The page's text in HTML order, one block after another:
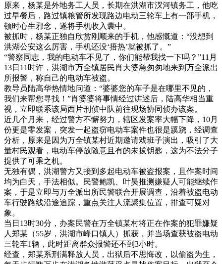
原来，杨某是外地务工人员，长期在洪湖市汊河镇务工，他吃
过早餐后，路过镇粮管所发现路边电动三轮车上有一部手机，
顿时心生邪念，遂将手机收入囊中。
被抓时，杨某正独自欣赏刚顺来的手机，他感慨道：“没想到
洪湖公安这么厉害，手机还没‘捂热’就被抓了。”
“警察同志，我的电动车不见了，你们能帮我找一下吗？”11月
13日11时许，洪湖市万全镇居民肖大婆急匆匆地来到万全派出
所报警，称自己的电动车被盗。
教导员陆高华热情地问道：“婆婆您的车子是在哪里不见的，
我们来帮您寻找！”肖婆婆将事情经过讲述后，陆高华相当重
视，立即联系该局西片刑侦中队前往现场协同侦办该案。
近几个月来，经过警方不懈努力，辖区发案率大幅下降，10月
份更是零发案，突发一起盗窃电动车案件也很是蹊跷，经调查
分析，原来是因为万全镇某村近期邀请戏班子演出，吸引了大
量村民观看，电动车停放随意且有的未拔钥匙，这为不法分子
提供了可乘之机。
无独有偶，洪湖警方又接到多起电动车被盗报案，且作案时间
均为白天，手法相似。民警鲍凯、叶昊推测嫌疑人可能继续作
案，于是立即与万全派出所民警联合开展调查，沿着被盗电动
车行驶路线沿途追踪，重点关注人流聚集位置，排查可疑对
象。
当日13时30分，办案民警在万全镇某村将正在作案的犯罪嫌疑
人郑某（55岁，洪湖市峰口镇人）抓获，并当场查获被盗电动
三轮车1辆，此时距离群众报警还不到3小时。
经查，郑某系刑满释放人员，出狱后不思悔改，以偷盗为生，